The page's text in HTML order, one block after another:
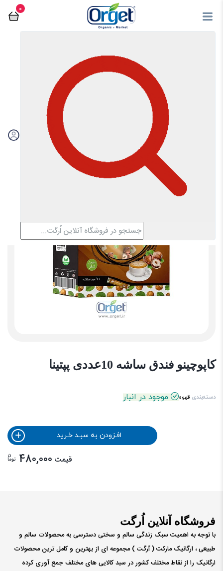
0
فروشگاه آنلاین اُرگت
کاپوچینو فندق ساشه 10عددی پپتینا
دسته‌بندی قهوه موجود در انبار
افـزودن به سبـد خـرید
قیمت 480,000 توما
ن
فروشگاه آنلاین اُرگت
با توجه به اهمیت سبک زندگی سالم و سختی دسترسی به محصولات سالم و
طبیعی ، ارگانیک مارکت ( ٱرگت ) مجموعه ای از بهترین و کامل ترین محصولات
ارگانیک را از نقاط مختلف کشور در سبد کالایی های مختلف جمع آوری کرده